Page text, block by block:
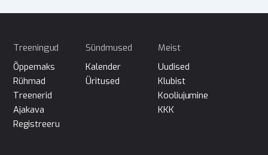
Treeningud
Õppemaks
Rühmad
Treenerid
Ajakava
Registreeru
Sündmused
Kalender
Üritused
Meist
Uudised
Klubist
Kooliujumine
KKK